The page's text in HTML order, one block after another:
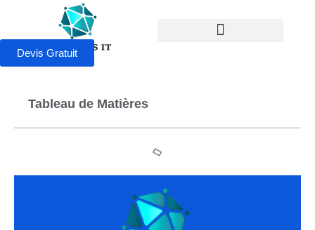
Devis Gratuit
Tableau de Matières